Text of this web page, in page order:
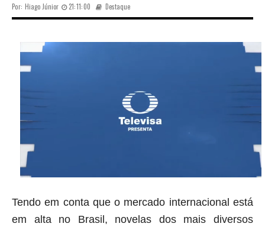
Por: Hiago Júnior 21:11:00 Destaque
Tendo em conta que o mercado internacional está
em alta no Brasil, novelas dos mais diversos